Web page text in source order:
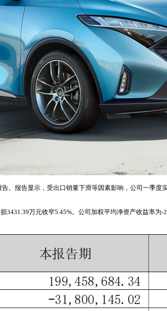
。报告显示，受出口销量下滑等因素影响，公司一季
万元收窄5.45%。公司加权平均净资产收益率为